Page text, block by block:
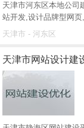
天津市河东区本地公司
站开发,设计品牌型网
天津市 - 河东区
天津市网站设计建